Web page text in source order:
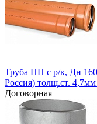
Труба ПП с р/к, Дн
Россия) толщ.ст.
Договорная